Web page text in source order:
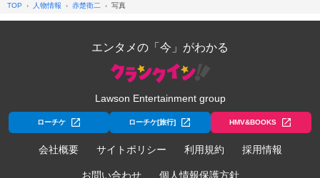
TOP 人物情報 赤楚衛二 写真
エンタメの「今」がわかる
Lawson Entertainment group
ローチケ ローチケ[旅行] HMV&BOOKS
会社概要 サイトポリシー 利用規約 採用情報
お問い合わせ 個人情報保護方針